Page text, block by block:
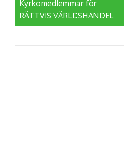
Kyrkomedlemmar för
RÄTTVIS VÄRLDSHANDEL